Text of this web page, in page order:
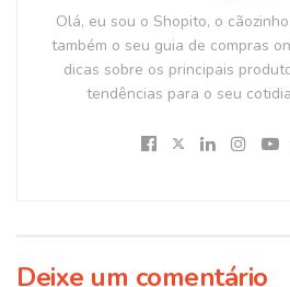
Olá, eu sou o Shopito, o
também o seu guia de compras
dicas sobre os principais
tendências para o seu
Deixe um comentário